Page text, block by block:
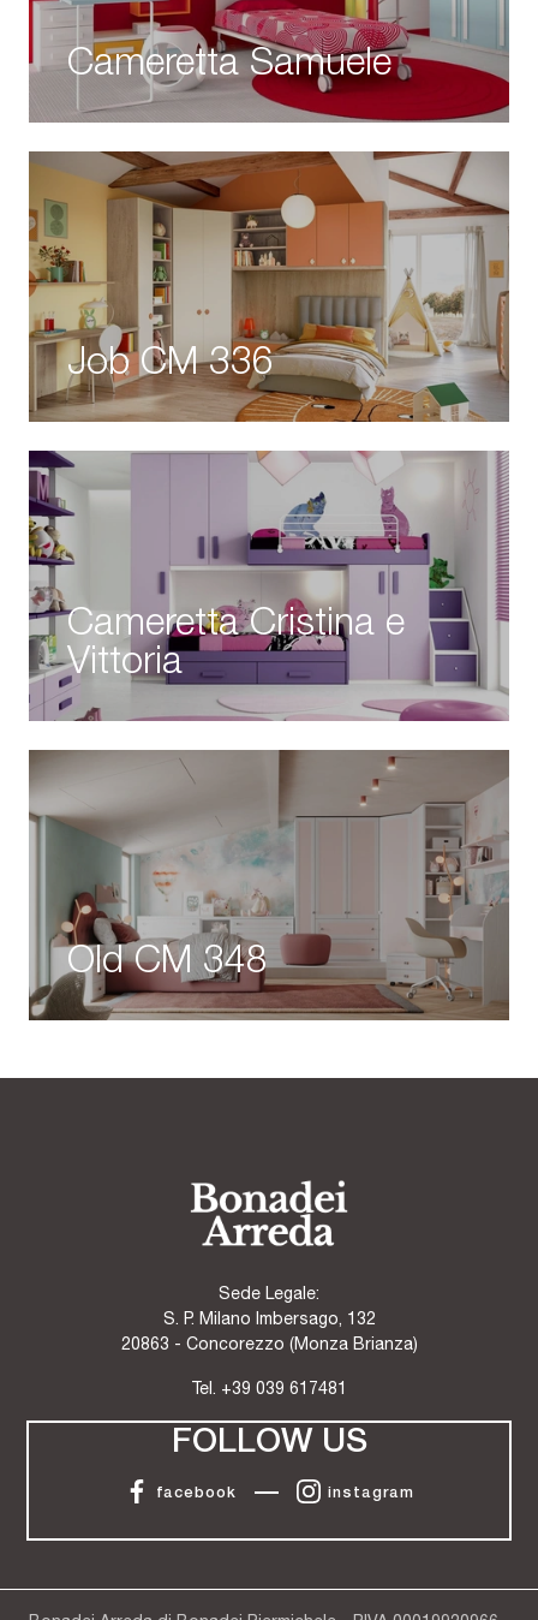
Cameretta Samuele
Job CM 336
Cameretta Cristina e
Vittoria
Old CM 348
Sede Legale:
S. P. Milano Imbersago, 132
20863 - Concorezzo (Monza Brianza)
Tel. +39 039 617481
FOLLOW US
facebook instagram